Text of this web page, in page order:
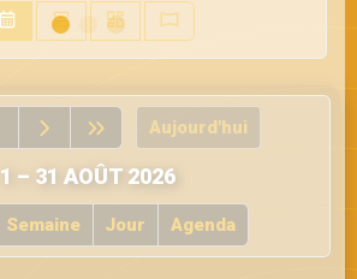
Aujourd'hui
1 – 31 AOÛT 2026
Semaine Jour Agenda